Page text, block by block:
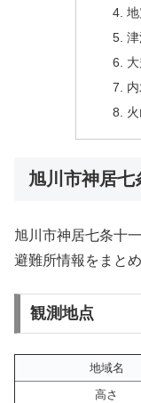
旭川市神居七
旭川市神居七条十
避難所情報をまと
観測地点
地域名
高さ